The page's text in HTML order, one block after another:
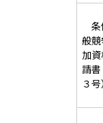
条
般
加
請
３